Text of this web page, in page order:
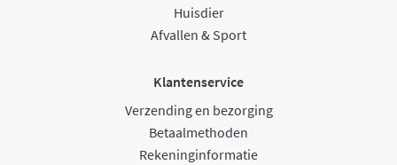
Huisdier
Afvallen & Sport
Klantenservice
Verzending en bezorging
Betaalmethoden
Rekeninginformatie